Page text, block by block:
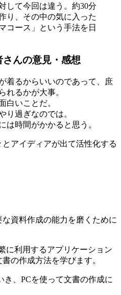
して今回は違う。約30分
り、その中の気に入った
コース」という手法を日
んの意見・感想
着るからいいのであって、庶
れるかが大事。
白いことだ。
り過ぎなのでは。
は時間がかかると思う。
アイディアが出て活性化する
資料作成の能力を磨くために
に利用するアプリケーション
の作成方法を学びます。
き、PCを使って文書の作成に